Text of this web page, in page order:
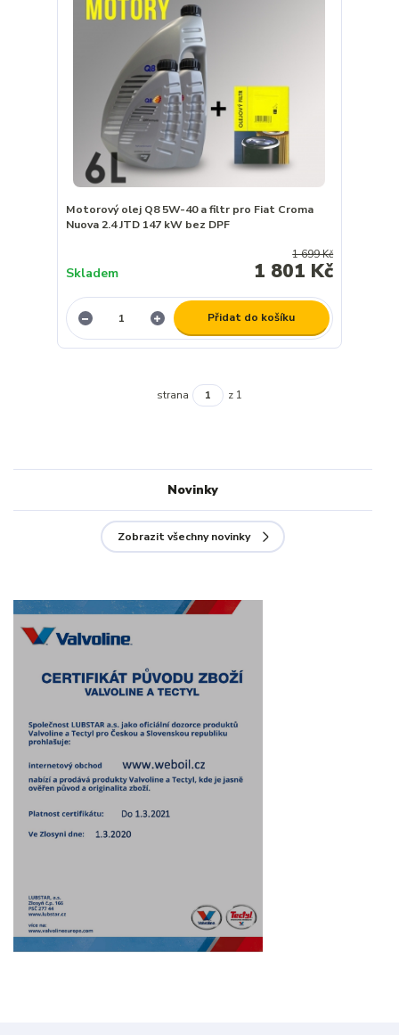
Motorový olej Q8 5W-40 a filtr pro Fiat Croma
Nuova 2.4 JTD 147 kW bez DPF
1 699 Kč
1 801 Kč
Skladem
Přidat do košíku
strana z 1
Novinky
Zobrazit všechny novinky